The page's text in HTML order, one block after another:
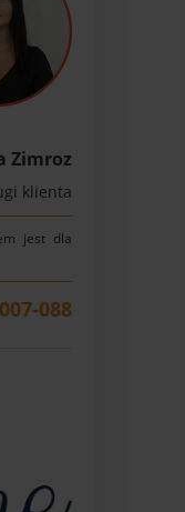
Zimroz
klienta
jest dla
088